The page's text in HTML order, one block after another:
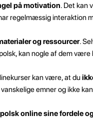
på motivation. Det kan
regelmæssig interaktion
og ressourcer.
kan nogle af dem
kan være, at du
emner og ikke
online sine fordele